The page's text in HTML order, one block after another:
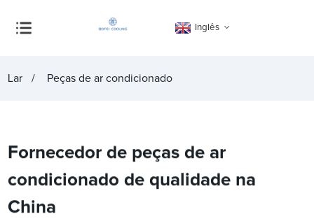
Inglês
Lar Peças de ar condicionado
Fornecedor de peças de ar
condicionado de qualidade na
China